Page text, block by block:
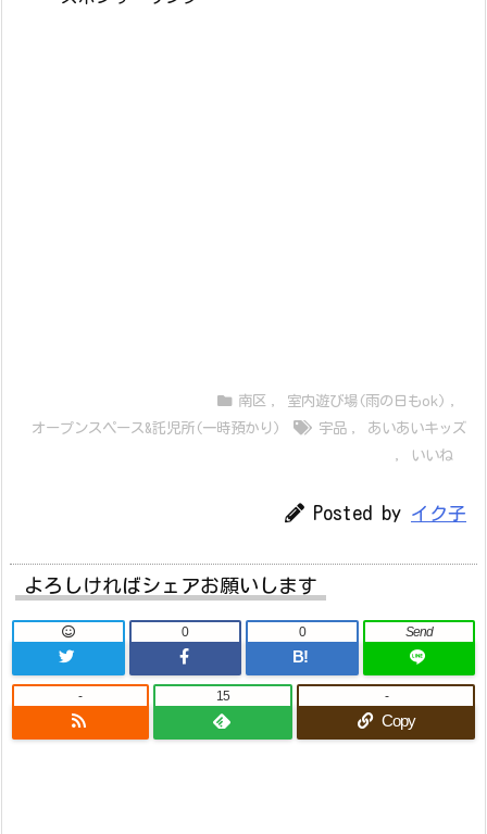
南区 室内遊び場(雨の日もok)
オープンスペース&託児所(一時預かり)
宇品
あいあいキッズ
いいね
Posted by イク子
よろしければシェアお願いします
0
B!
0 Send
- 15
Copy
-